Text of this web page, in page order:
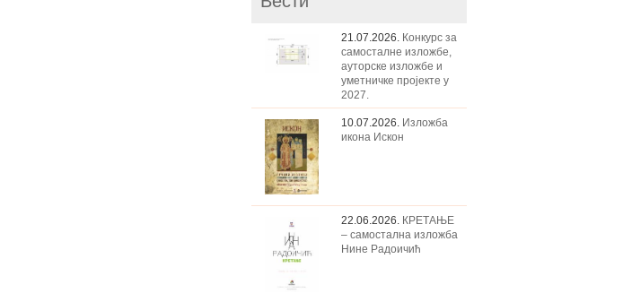
21.07.2026. Конкурс за
самосталне изложбе,
ауторске изложбе и
уметничке пројекте у
2027.
10.07.2026. Изложба
икона Искон
22.06.2026. КРЕТАЊЕ
– самостална изложба
Нине Радоичић